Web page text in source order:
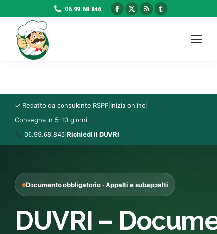
06.99.68.846
Facebook
X
Rss Tumblr
✓ Redatto da consulente RSPP Inizia online
Consegna in 5-10 giorni
06.99.68.846 |Richiedi il DUVRI
Documento obbligatorio · Appalti e subappalti
DUVRI –